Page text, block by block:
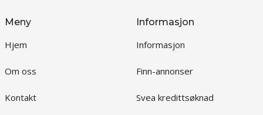
Meny
Hjem
Om oss
Kontakt
Informasjon
Informasjon
Finn-annonser
Svea kredittsøknad